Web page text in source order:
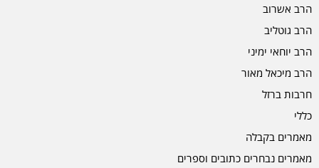
הרב אשרוב
הרב גוטליב
הרב יוחאי ימיני
הרב מיכאל מאור
חרבות ברזל
כללי
מאמרים בקבלה
מאמרים נבחרים כתובים וספרים